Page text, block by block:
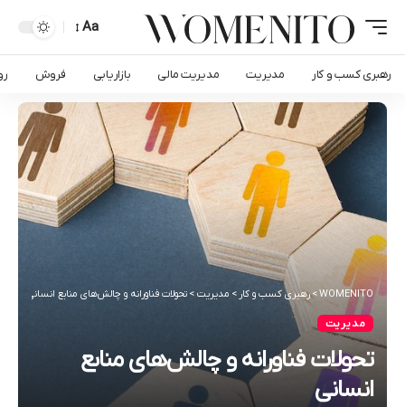
Aa
رهبری کسب و کار مدیریت مدیریت مالی بازاریابی فروش
WOMENITO
>رهبری کسب و کار > مدیریت > تحولات فناورانه و چالش‌های منابع انسانی
مدیریت
تحولات فناورانه و چالش‌های منابع
انسانی